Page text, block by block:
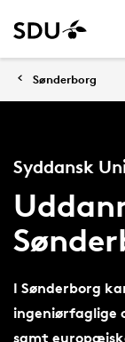
Sønderborg
Syddansk
I Sønderborg
ingeniørfaglige
samt